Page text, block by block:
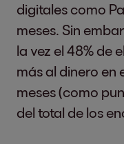
digitales como
meses. Sin
la vez el 48% de
más al dinero en
meses (como
del total de los